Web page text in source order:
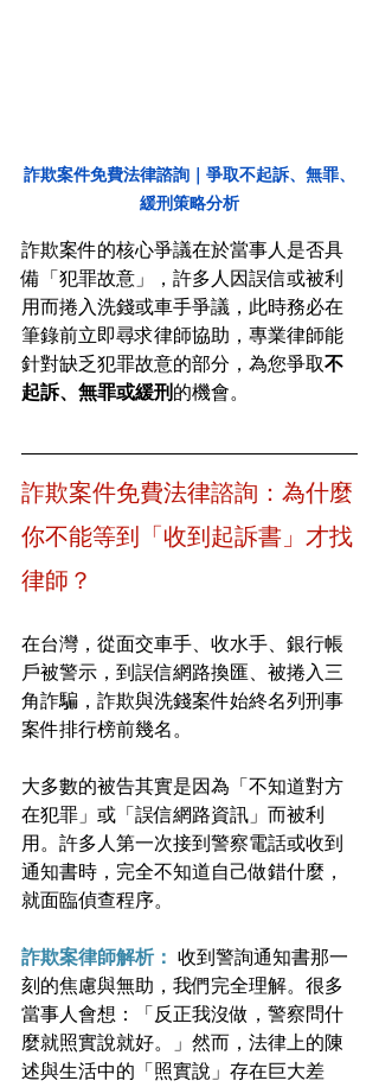
詐欺案件免費法律諮詢｜爭取不起訴、無罪、
緩刑策略分析
詐欺案件的核心爭議在於當事人是否具
備「犯罪故意」，許多人因誤信或被利
用而捲入洗錢或車手爭議，此時務必在
筆錄前立即尋求律師協助，專業律師能
針對缺乏犯罪故意的部分，為您爭取不
起訴、無罪或緩刑 的機會。
詐欺案件免費法律諮詢：為什麼
你不能等到「收到起訴書」才找
律師？
在台灣，從面交車手、收水手、銀行帳
戶被警示，到誤信網路換匯、被捲入三
角詐騙，詐欺與洗錢案件始終名列刑事
案件排行榜前幾名。
大多數的被告其實是因為「不知道對方
在犯罪」或「誤信網路資訊」而被利
用。許多人第一次接到警察電話或收到
通知書時，完全不知道自己做錯什麼，
就面臨偵查程序。
詐欺案律師解析： 收到警詢通知書那一
刻的焦慮與無助，我們完全理解。很多
當事人會想：「反正我沒做，警察問什
麼就照實說就好。」然而，法律上的陳
述與生活中的「照實說」存在巨大差